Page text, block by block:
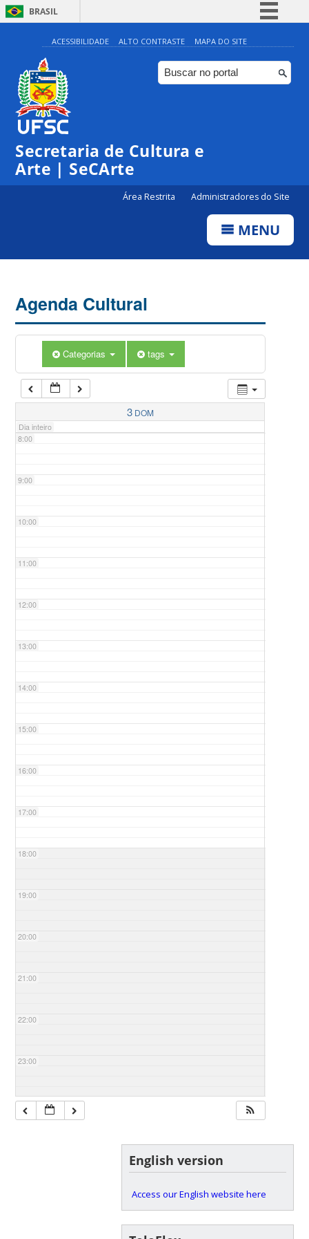
BRASIL
Simplifique!
Comunica BR
Participe
ACESSIBILIDADE ALTO CONTRASTE MAPA DO SITE
Secretaria de Cultura e
Arte | SeCArte
Área Restrita Administradores do Site
MENU
Agenda Cultural
Categorias tags
3 DOM
Dia inteiro
0:00
1:00
5:00
7:00
8:00
9:00
10:00
11:00
12:00
13:00
14:00
15:00
16:00
17:00
18:00
19:00
20:00
21:00
22:00
23:00
English version
Access our English website here